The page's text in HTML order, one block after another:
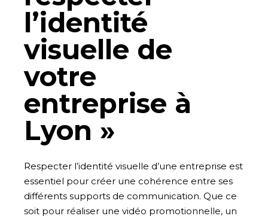
l’identité
visuelle de
votre
entreprise à
Lyon »
Respecter l’identité visuelle d’une entreprise est
essentiel pour créer une cohérence entre ses
différents supports de communication. Que ce
soit pour réaliser une vidéo promotionnelle, un